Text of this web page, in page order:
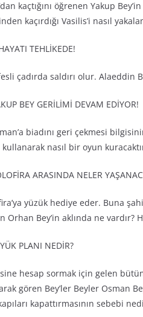
kaçtığını öğrenen Yakup
kaçırdığı Vasilis’i nasıl
TEHLİKEDE!
çadırda saldırı olur. Alaeddin
BEY GERİLİMİ DEVAM EDİYOR!
biadını geri çekmesi
kullanarak nasıl bir oyun
ARASINDA NELER
yüzük hediye eder. Buna
Orhan Bey’in aklında ne vardır?
PLANI NEDİR?
hesap sormak için gelen
gören Bey’ler Beyler Osman
kapattırmasının sebebi